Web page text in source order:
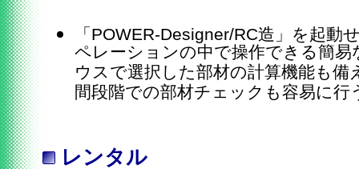
「POWER-Designer/RC造」を起動
ペレーションの中で操作できる簡易
ウスで選択した部材の計算機能も
間段階での部材チェックも容易に
レンタル